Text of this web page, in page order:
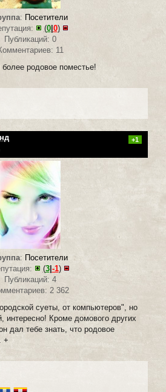
: Посетители
(0| 0)
Публикаций: 0
11
родовое поместье!
+1
: Посетители
(3| -1)
Публикаций: 4
2 362
суеты, от компьютеров", но
интересно! Кроме домового других
дал тебе знать, что родовое
+